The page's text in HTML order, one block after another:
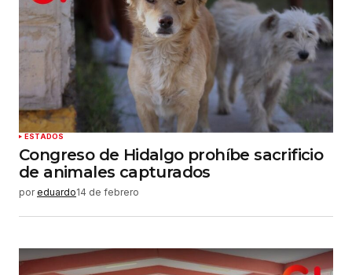
Tu correo electrónico*
Guardar mi nombre, correo electrónico y sitio
web en este navegador para la próxima vez que
haga un comentario.
Enviar comentario
ESTADOS
Congreso de Hidalgo prohíbe sacrificio
de animales capturados
por eduardo14 de febrero